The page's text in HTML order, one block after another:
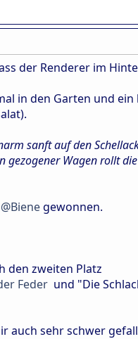
der Renderer im
in den Garten und
sanft auf den
gezogener Wagen rollt
@Bienegewonnen.
den zweiten Platz
Feder und "Die
auch sehr schwer